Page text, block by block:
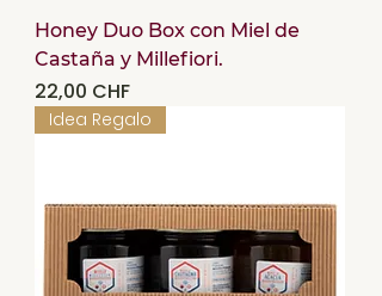
Honey Duo Box con Miel de
Castaña y Millefiori.
Precio
22,00 CHF
Idea Regalo